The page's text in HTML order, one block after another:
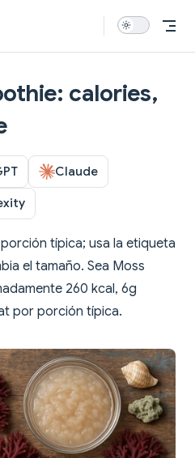
calories,
Claude
típica; usa la etiqueta
el tamaño. Sea Moss
260 kcal, 6g
por porción típica.